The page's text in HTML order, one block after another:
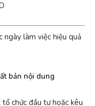
ngày làm việc hiệu quả
bản nội dung
chức đầu tư hoặc kêu